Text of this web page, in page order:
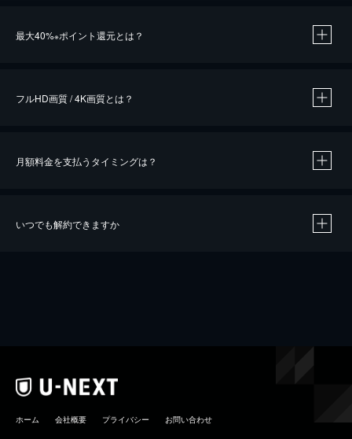
最大40%※ポイント還元とは？
※40％ポイント還元の対象は、クレジットカード決済による作品の購入 / レンタルです。
フルHD画質 / 4K画質とは？
月額料金を支払うタイミングは？
いつでも解約できますか
ホーム 会社概要 プライバシー お問い合わせ